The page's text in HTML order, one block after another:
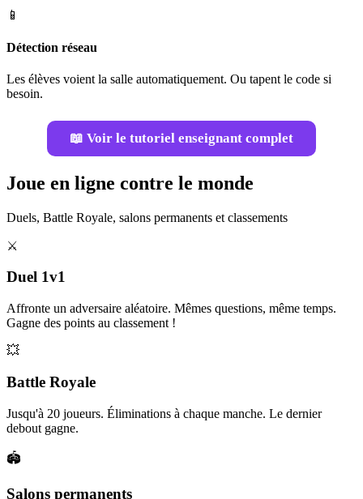
📱
Détection réseau
Les élèves voient la salle automatiquement. Ou tapent le code si
besoin.
📖 Voir le tutoriel enseignant complet
Joue en ligne contre le monde
Duels, Battle Royale, salons permanents et classements
⚔️
Duel 1v1
Affronte un adversaire aléatoire. Mêmes questions, même temps.
Gagne des points au classement !
💥
Battle Royale
Jusqu'à 20 joueurs. Éliminations à chaque manche. Le dernier
debout gagne.
🏟️
Salons permanents